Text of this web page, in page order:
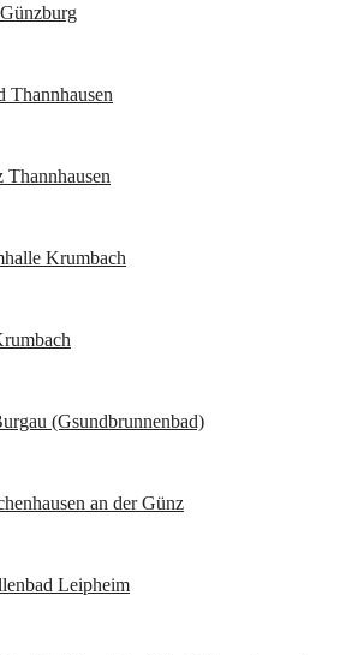
Thannhausen
Thannhausen
Krumbach
(Gsundbrunnenbad)
an der Günz
Leipheim